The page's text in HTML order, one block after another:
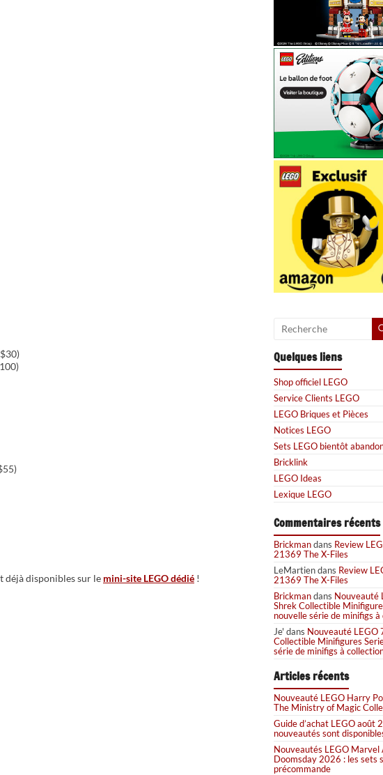
déjà disponibles sur le mini-site LEGO dédié !
Quelques liens
Shop officiel LEGO
Service Clients LEGO
LEGO Briques et Pièces
Notices LEGO
Sets LEGO bientôt
Bricklink
LEGO Ideas
Lexique LEGO
Commentaires récents
Brickmandans Review
21369 The X-Files
LeMartiendans Review
21369 The X-Files
Brickmandans Nouveauté
Shrek Collectible
nouvelle série de minifigs
Je' dans Nouveauté LEGO
Collectible Minifigures
série de minifigs à
Articles récents
Nouveauté LEGO Harry
The Ministry of Magic
Guide d’achat LEGO août
nouveautés sont
Nouveautés LEGO Marvel
Doomsday 2026 : les sets
précommande